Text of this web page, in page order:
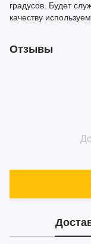
градусов. Будет
качеству
Отзывы